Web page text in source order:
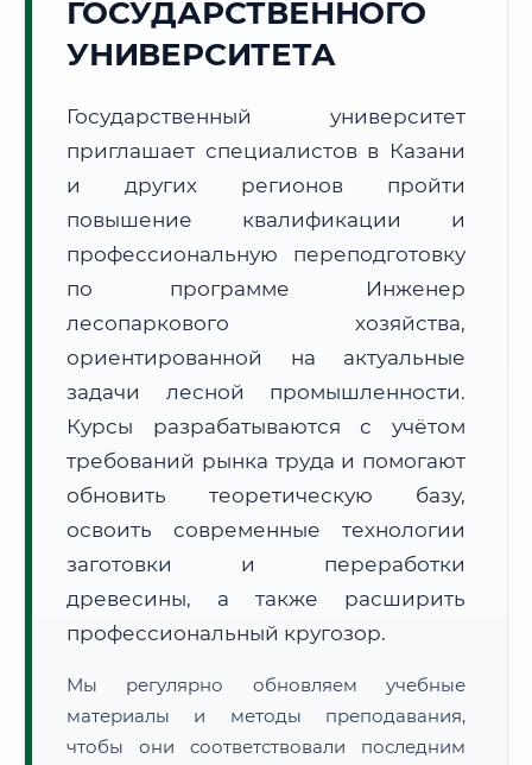
🌅 Восход:04:01 🌇 Закат:
19:36
Световой день: 15 ч. 35 мин.
📍 Региональная справка г. Казань
Субъект:
Республика Татарстан
Тел. код:
+7 (843)
Почтовые индексы:
420000–420999
Часовой пояс:
МСК (UTC+3)
Формат учебы:
Дистанционно
Расчет логистики оригиналов:
• Экспресс-доставка СДЭК / Почтой:
3–5 рабочих дней
📜 Документы и аккредитация
ГОСУДАРСТВЕННОГО
УНИВЕРСИТЕТА
Государственный университет
приглашает специалистов в Казани
и других регионов пройти
повышение квалификации и
профессиональную переподготовку
по программе Инженер
лесопаркового хозяйства,
ориентированной на актуальные
задачи лесной промышленности.
Курсы разрабатываются с учётом
требований рынка труда и помогают
обновить теоретическую базу,
освоить современные технологии
заготовки и переработки
древесины, а также расширить
профессиональный кругозор.
Мы регулярно обновляем учебные
материалы и методы преподавания,
чтобы они соответствовали последним